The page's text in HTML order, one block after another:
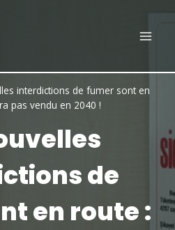
interdictions de fumer sont en
pas vendu en 2040 !
de
en route :